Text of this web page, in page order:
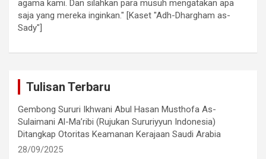
agama kami. Dan silahkan para musuh mengatakan apa
saja yang mereka inginkan." [Kaset "Adh-Dhargham as-
Sady"]
Tulisan Terbaru
Gembong Sururi Ikhwani Abul Hasan Musthofa As-
Sulaimani Al-Ma’ribi (Rujukan Sururiyyun Indonesia)
Ditangkap Otoritas Keamanan Kerajaan Saudi Arabia
28/09/2025